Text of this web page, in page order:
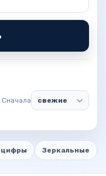
Сначала
цифры Зеркальные